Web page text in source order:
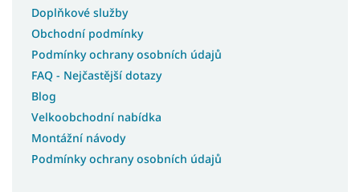
Doplňkové služby
Obchodní podmínky
Podmínky ochrany osobních údajů
FAQ - Nejčastější dotazy
Blog
Velkoobchodní nabídka
Montážní návody
Podmínky ochrany osobních údajů